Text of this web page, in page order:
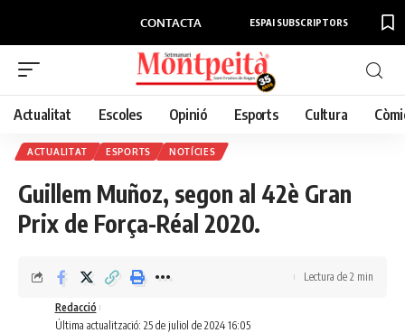
CONTACTA ESPAI SUBSCRIPTORS
Actualitat Escoles Opinió Esports Cultura
ACTUALITAT ESPORTS NOTÍCIES
Guillem Muñoz, segon al 42è Gran
Prix de Força-Réal 2020.
Última actualització: 25 de juliol de 2024 16:05
Redacció
Lectura de 2 min